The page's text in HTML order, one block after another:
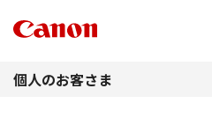
個人のお客さま